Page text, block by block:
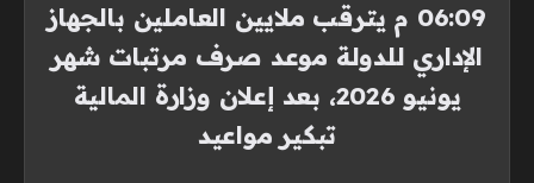
06:09 م يترقب ملايين العاملين بالجهاز
الإداري للدولة موعد صرف مرتبات شهر
يونيو 2026، بعد إعلان وزارة المالية
تبكير مواعيد